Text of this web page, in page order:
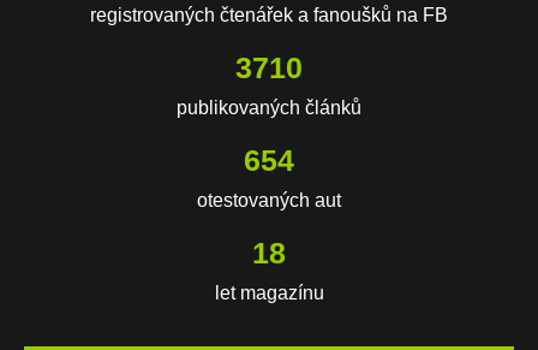
registrovaných čtenářek a fanoušků na FB
3710
publikovaných článků
654
otestovaných aut
18
let magazínu